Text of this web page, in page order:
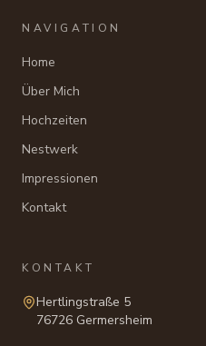
NAVIGATION
Home
Über Mich
Hochzeiten
Nestwerk
Impressionen
Kontakt
KONTAKT
Hertlingstraße 5
76726 Germersheim